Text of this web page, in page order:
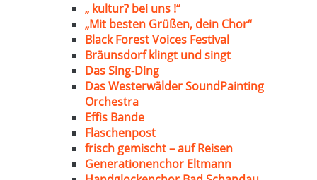
„ kultur? bei uns !“
„Mit besten Grüßen, dein Chor“
Black Forest Voices Festival
Bräunsdorf klingt und singt
Das Sing-Ding
Das Westerwälder SoundPainting
Orchestra
Effis Bande
Flaschenpost
frisch gemischt – auf Reisen
Generationenchor Eltmann